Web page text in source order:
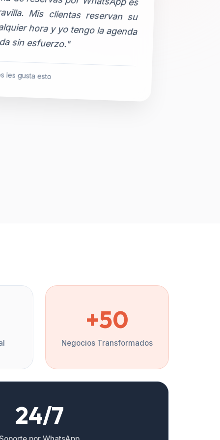
sin esfuerzo."
les gusta esto
+50
Negocios Transformados
24/7